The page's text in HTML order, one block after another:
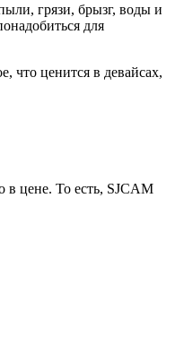
грязи, брызг, воды и
для
что ценится в девайсах,
в цене. То есть, SJCAM